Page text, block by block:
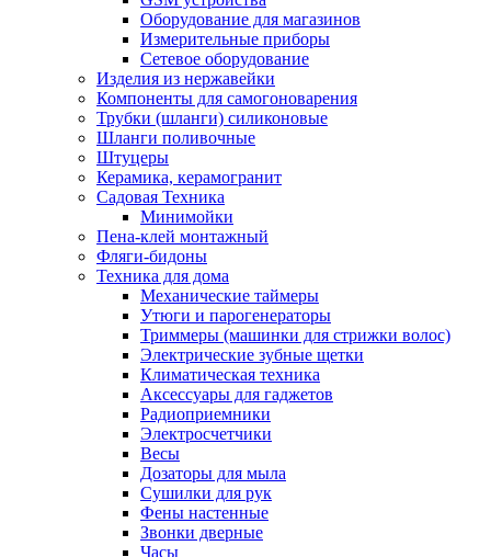
Оборудование для магазинов
Измерительные приборы
Сетевое оборудование
Изделия из нержавейки
Компоненты для самогоноварения
Трубки (шланги) силиконовые
Шланги поливочные
Штуцеры
Керамика, керамогранит
Садовая Техника
Минимойки
Пена-клей монтажный
Фляги-бидоны
Техника для дома
Механические таймеры
Утюги и парогенераторы
Триммеры (машинки для стрижки волос)
Электрические зубные щетки
Климатическая техника
Аксессуары для гаджетов
Радиоприемники
Электросчетчики
Весы
Дозаторы для мыла
Сушилки для рук
Фены настенные
Звонки дверные
Часы